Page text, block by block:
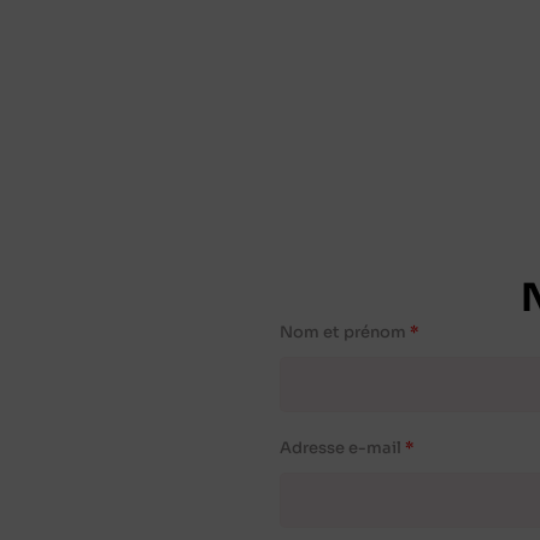
Nom et prénom
Adresse e-mail